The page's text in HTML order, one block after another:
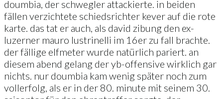
doumbia, der schwegler attackierte. in beiden
fällen verzichtete schiedsrichter kever auf die rote
karte. das tat er auch, als david zibung den ex-
luzerner mauro lustrinelli im 16er zu fall brachte.
der fällige elfmeter wurde natürlich pariert. an
diesem abend gelang der yb-offensive wirklich gar
nichts. nur doumbia kam wenig später noch zum
vollerfolg, als er in der 80. minute mit seinem 30.